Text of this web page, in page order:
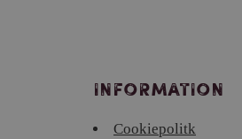
Information
Cookiepolitk